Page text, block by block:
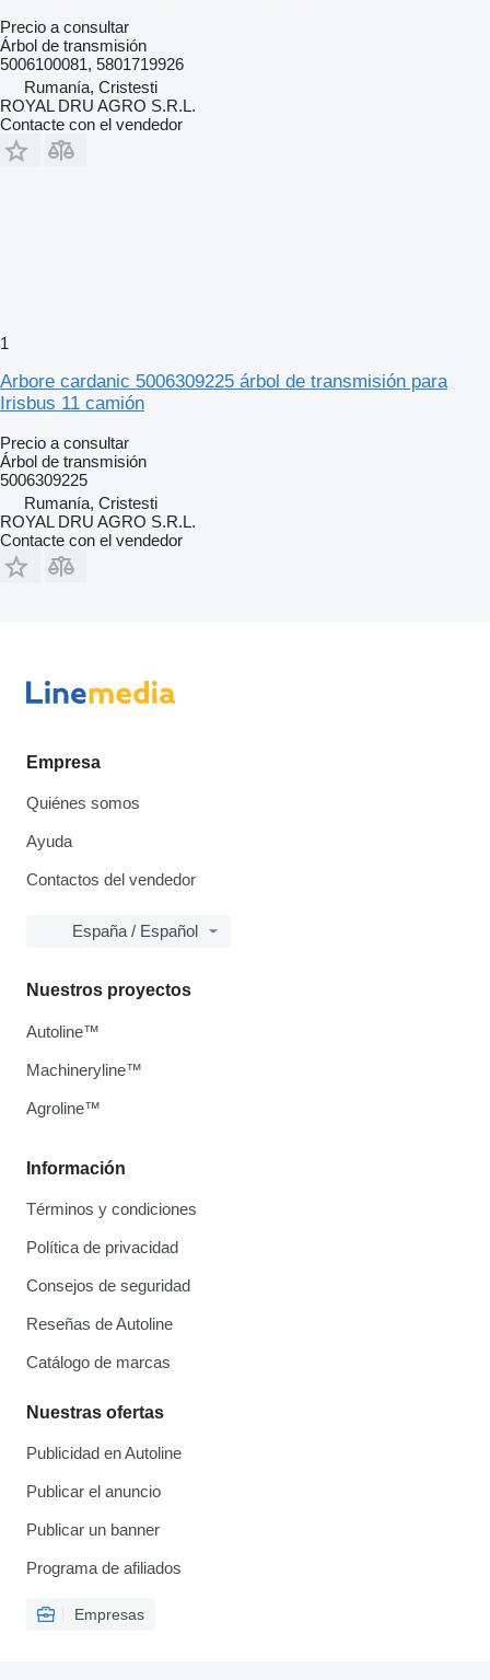
Precio a consultar
Árbol de transmisión
5006100081, 5801719926
Rumanía, Cristesti
ROYAL DRU AGRO S.R.L.
Contacte con el vendedor
1
Arbore cardanic 5006309225 árbol de transmisión para
Irisbus 11 camión
Precio a consultar
Árbol de transmisión
5006309225
Rumanía, Cristesti
ROYAL DRU AGRO S.R.L.
Contacte con el vendedor
Empresa
Quiénes somos
Ayuda
Contactos del vendedor
España / Español
Información
Términos y condiciones
Política de privacidad
Consejos de seguridad
Reseñas de Autoline
Catálogo de marcas
Nuestras ofertas
Publicidad en Autoline
Publicar el anuncio
Publicar un banner
Programa de afiliados
Empresas
Nuestros proyectos
Autoline™
Machineryline™
Agroline™